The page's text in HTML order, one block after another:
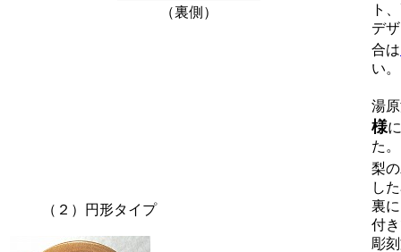
（裏側）
ト
デ
合は
い
湯
様
た。
（２）円形タイプ
梨
し
裏
付
彫